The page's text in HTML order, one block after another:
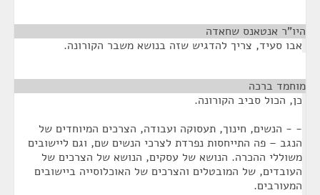
היו"ר אנטאנס שחאדה
אבו סעיד, צריך להדגיש שזה בנושא משבר הקורונה.
מוחמד ברכה
כן, הכול סביב הקורונה.
- - הנשים, חינוך, תעסוקה ועבודה, הצרכים המיוחדים של
הנגב – פה התייחסות נפרדת לצרכי הנשים שם, וגם ליישובים
משוללי ההכרה. הנושא של עסקים, הנושא של הצרכים של
העובדים, של המובטלים והצרכים של האוכלוסייה ביישובים
המעורבים.